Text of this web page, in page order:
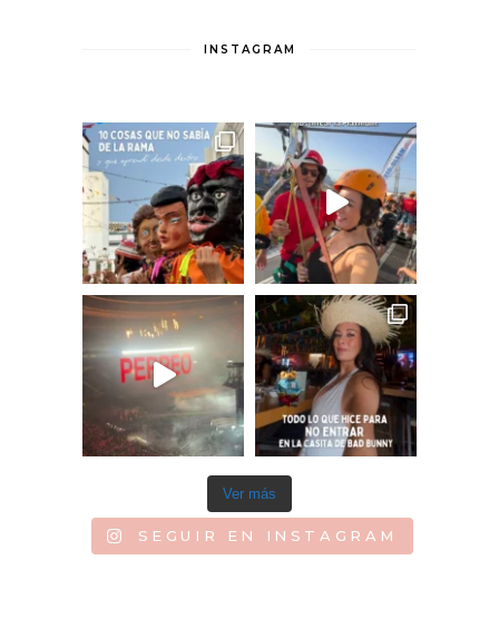
INSTAGRAM
Ver más
SEGUIR EN INSTAGRAM